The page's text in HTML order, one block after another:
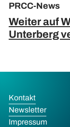
PRCC-News
Weiter auf
Unterberg
Kontakt
Newsletter
Impressum